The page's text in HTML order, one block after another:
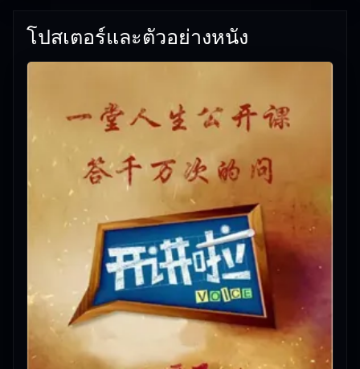
โปสเตอร์และตัวอย่างหนัง